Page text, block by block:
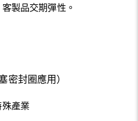
製品交期彈性。
密封圈應用）
殊產業